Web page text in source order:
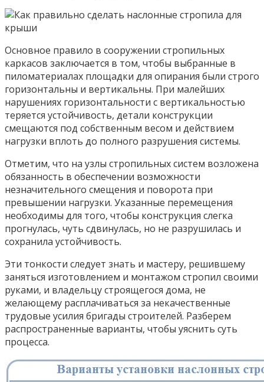
Основное правило в сооружении стропильных
каркасов заключается в том, чтобы выбранные в
пиломатериалах площадки для опирания были строго
горизонтальны и вертикальны. При малейших
нарушениях горизонтальности с вертикальностью
теряется устойчивость, детали конструкции
смещаются под собственным весом и действием
нагрузки вплоть до полного разрушения системы.
Отметим, что на узлы стропильных систем возложена
обязанность в обеспечении возможности
незначительного смещения и поворота при
превышении нагрузки. Указанные перемещения
необходимы для того, чтобы конструкция слегка
прогнулась, чуть сдвинулась, но не разрушилась и
сохранила устойчивость.
Эти тонкости следует знать и мастеру, решившему
заняться изготовлением и монтажом стропил своими
руками, и владельцу строящегося дома, не
желающему расплачиваться за некачественные
трудовые усилия бригады строителей. Разберем
распространенные варианты, чтобы уяснить суть
процесса.